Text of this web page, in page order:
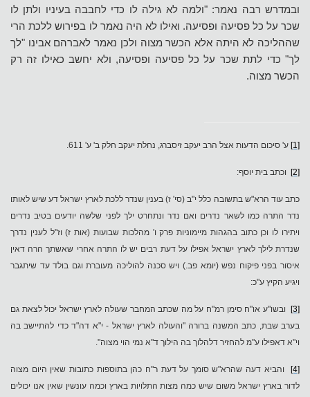
ובמדרש רבה נאמר: "ולמה לא גילה לו כדי לחבבה בעיניו ולתן לו
שכר על כל פסיעה ופסיעה. ואילו לא היה נאמר לו בפירוש ללכת הרי
שההליכה לא היתה אלא הכשר מצוה ולכן נאמר לאברהם אבינו "לך
לך" כדי לתת שכר על כל פסיעה ופסיעה, ולא יחשב כאילו זה רק
הכשר מצוה.
[1] ע' סיכום הדעות אצל הרב יעקב זיסברג, נחלת יעקב חלק ב' ע' 611.
[2] וכתב בית יוסף:
כתב עוד הרא"ש בתשובה כלל י"ב (סי' ז) בענין שנדר ללכת לארץ ישראל דע שיש לאותו
נדר התרה כמו לשאר נדרים ואם נדר ונתחרט ילך לפני שלשה יודעים בטיב נדרים
ויתירו לו וכן כתוב בהגהות מיימוניות פרק ו' מהלכות שבועות (אות ז) וז"ל לענין נדרך
שנדרת לילך לארץ ישראל אפילו על דעת רבים יש לו התרה אחרי שאשתך הרה דאין
איסור בפני פיקוח נפש (יומא פב.) ויש סכנה להוליכה מעוברת וגם בולד עד שיתגבר
ויגיע הקיץ ע"כ:
[3]
ובשו"ע או"ח סימן רמ"ח על מה שכתב המחבר שעולה לארץ ישראל יכול לצאת גם
בערב שבת, כתב המשנה ברורה "והעולה לארץ ישראל - י"א דה"ד כדי להתיישב בה
וי"א דאפילו ע"מ להחזיר דלהלוך בה הילוך ד"א נמי הוי מצוה".
[4]
והביא דעה שהרא"ש סומך על דעת ר"ח כהן בתוספות כתובות שאין היום מצוה
לדור בארץ ישראל משום שיש כמה מצות התלויות בארץ וכמה עונשין שאין אנו יכולים